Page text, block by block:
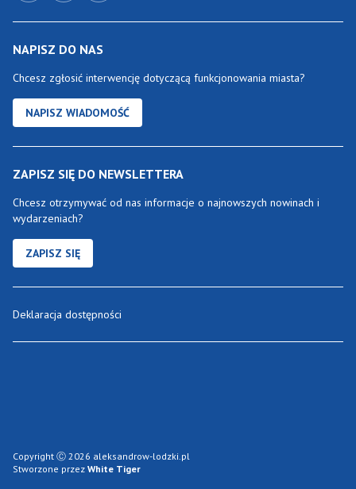
NAPISZ DO NAS
Chcesz zgłosić interwencję dotyczącą funkcjonowania miasta?
NAPISZ WIADOMOŚĆ
ZAPISZ SIĘ DO NEWSLETTERA
Chcesz otrzymywać od nas informacje o najnowszych nowinach i
wydarzeniach?
ZAPISZ SIĘ
Deklaracja dostępności
Copyright Ⓒ 2026 aleksandrow-lodzki.pl
Stworzone przez White Tiger